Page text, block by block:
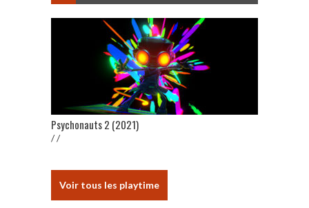
Psychonauts 2 (2021)
/ /
Voir tous les playtime